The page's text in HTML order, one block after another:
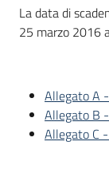
La data di
25 marzo 2016
Allegato A
Allegato B
Allegato C